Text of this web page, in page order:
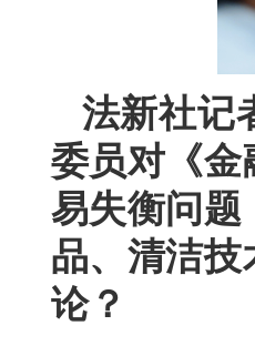
法新社记
委员对《金
易失衡问题
品、清洁
论？